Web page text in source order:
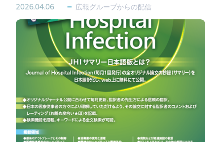
2026.04.06 広報グループからの配信